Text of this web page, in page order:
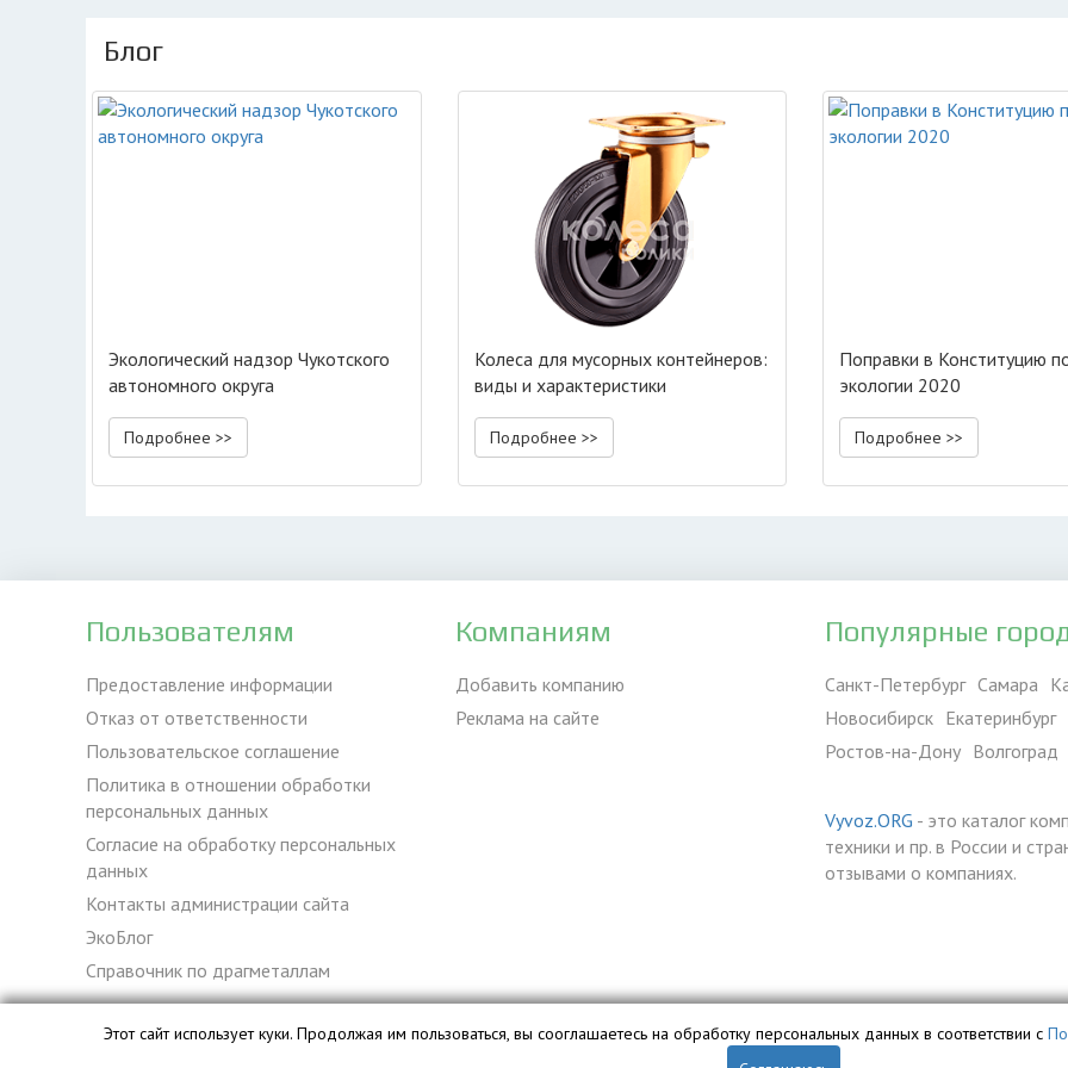
Блог
Экологический надзор Чукотского
автономного округа
Подробнее >>
Колеса для мусорных контейнеров:
виды и характеристики
Подробнее >>
Поправки в Конституцию
экологии 2020
Подробнее >>
Пользователям
Предоставление информации
Отказ от ответственности
Пользовательское соглашение
Политика в отношении обработки
персональных данных
Согласие на обработку персональных
данных
Контакты администрации сайта
ЭкоБлог
Справочник по драгметаллам
Компаниям
Добавить компанию
Реклама на сайте
Популярные
Санкт-Петербург Самара
Новосибирск Екатеринбург
Ростов-на-Дону Волгоград
Vyvoz.ORG - это каталог
техники и пр. в России и
отзывами о компаниях.
Этот сайт использует куки. Продолжая им пользоваться, вы сооглашаетесь на обработку персональных данных в соответствии с